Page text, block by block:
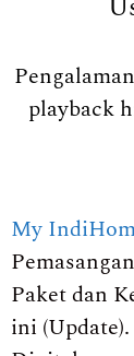
playback
My
Paket dan
ini